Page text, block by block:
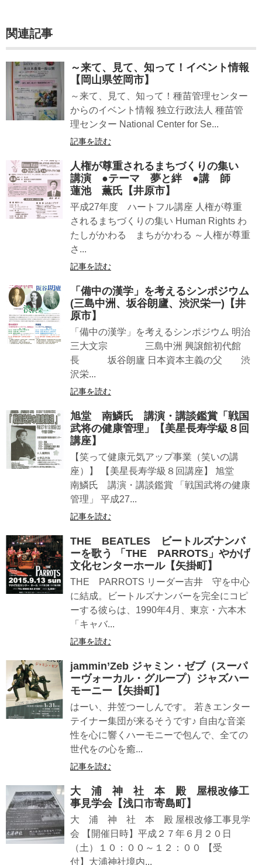
関連記事
～来て、見て、知って！イベント情報
【岡山県笠岡市】
～来て、見て、知って！種苗管理センター
からのイベント情報 独立行政法人 種苗管
理センター National Center for Se...
記事を読む
人権が尊重されるまちづくりの集い
講演 ●テーマ 夢と絆 ●講 師
蓮池 薫氏【井原市】
平成27年度 ハートフル講座 人権が尊重
されるまちづくりの集い Human Rights わ
たしがかわる まちがかわる ～人権が尊重
さ...
記事を読む
「備中の漢学」を考えるシンポジウム
(三島中洲、坂谷朗廬、渋沢栄一)【井
原市】
「備中の漢学」を考えるシンポジウム 明治
三大文宗 三島中洲 興譲館初代館
長 坂谷朗廬 日本資本主義の父 渋
沢栄...
記事を読む
旭堂 南鱗氏 講演・講談鑑賞「戦国
武将の健康管理」【美星長寿学級８回
講座】
【笑って健康元気アップ事業（笑いの講
座）】 【美星長寿学級８回講座】 旭堂
南鱗氏 講演・講談鑑賞 「戦国武将の健康
管理」 平成27...
記事を読む
THE BEATLES ビートルズナンバ
ーを歌う 「THE PARROTS」やかげ
文化センターホール【矢掛町】
THE PARROTS リーダー吉井 守を中心
に結成。ビートルズナンバーを完全にコピ
ーする彼らは、1990年4月、東京・六本木
「キャバ...
記事を読む
jammin’Zeb ジャミン・ゼブ（スーパ
ーヴォーカル・グループ）ジャズハー
モーニー【矢掛町】
はーい、井笠つーしんです。 若きエンター
テイナー集団が来るそうです♪ 自由な音楽
性を心に響くハーモニーで包んで、全ての
世代をの心を癒...
記事を読む
大 浦 神 社 本 殿 屋根改修工
事見学会【浅口市寄島町】
大 浦 神 社 本 殿 屋根改修工事見学
会 【開催日時】平成２７年６月２０日
（土）１０：００～１２：００ 【受
付】大浦神社境内...